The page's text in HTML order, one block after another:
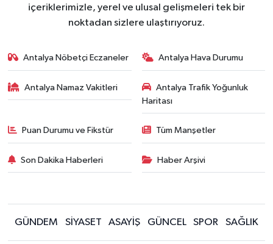
içeriklerimizle, yerel ve ulusal gelişmeleri tek bir
noktadan sizlere ulaştırıyoruz.
Antalya Nöbetçi Eczaneler Antalya Hava Durumu
Antalya Namaz Vakitleri
Antalya Trafik Yoğunluk
Haritası
Puan Durumu ve Fikstür Tüm Manşetler
Son Dakika Haberleri Haber Arşivi
GÜNDEM SİYASET ASAYİŞ GÜNCEL SPOR SAĞLIK